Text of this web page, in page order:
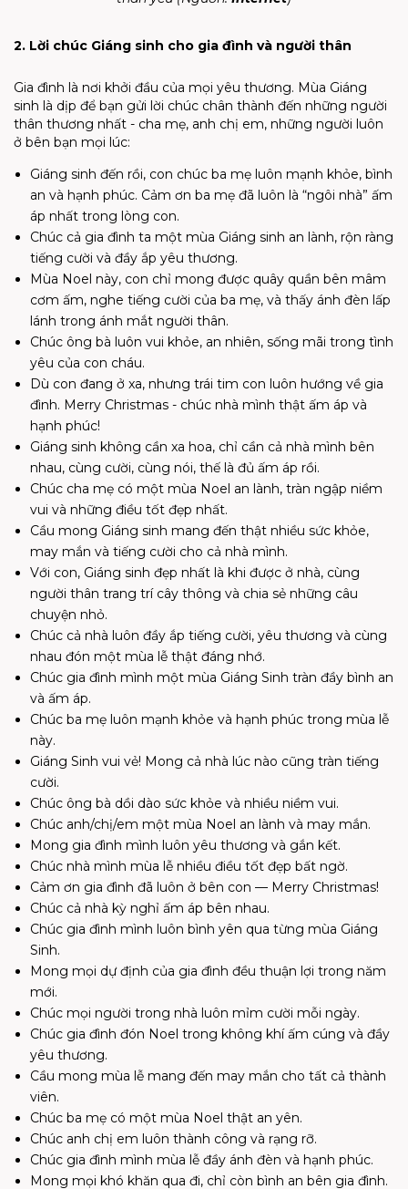
2. Lời chúc Giáng sinh cho gia đình và người thân
Gia đình là nơi khởi đầu của mọi yêu thương. Mùa Giáng
sinh là dịp để bạn gửi lời chúc chân thành đến những người
thân thương nhất - cha mẹ, anh chị em, những người luôn
ở bên bạn mọi lúc:
Giáng sinh đến rồi, con chúc ba mẹ luôn mạnh khỏe, bình
an và hạnh phúc. Cảm ơn ba mẹ đã luôn là “ngôi nhà” ấm
áp nhất trong lòng con.
Chúc cả gia đình ta một mùa Giáng sinh an lành, rộn ràng
tiếng cười và đầy ắp yêu thương.
Mùa Noel này, con chỉ mong được quây quần bên mâm
cơm ấm, nghe tiếng cười của ba mẹ, và thấy ánh đèn lấp
lánh trong ánh mắt người thân.
Chúc ông bà luôn vui khỏe, an nhiên, sống mãi trong tình
yêu của con cháu.
Dù con đang ở xa, nhưng trái tim con luôn hướng về gia
đình. Merry Christmas - chúc nhà mình thật ấm áp và
hạnh phúc!
Giáng sinh không cần xa hoa, chỉ cần cả nhà mình bên
nhau, cùng cười, cùng nói, thế là đủ ấm áp rồi.
Chúc cha mẹ có một mùa Noel an lành, tràn ngập niềm
vui và những điều tốt đẹp nhất.
Cầu mong Giáng sinh mang đến thật nhiều sức khỏe,
may mắn và tiếng cười cho cả nhà mình.
Với con, Giáng sinh đẹp nhất là khi được ở nhà, cùng
người thân trang trí cây thông và chia sẻ những câu
chuyện nhỏ.
Chúc cả nhà luôn đầy ắp tiếng cười, yêu thương và cùng
nhau đón một mùa lễ thật đáng nhớ.
Chúc gia đình mình một mùa Giáng Sinh tràn đầy bình an
và ấm áp.
Chúc ba mẹ luôn mạnh khỏe và hạnh phúc trong mùa lễ
này.
Giáng Sinh vui vẻ! Mong cả nhà lúc nào cũng tràn tiếng
cười.
Chúc ông bà dồi dào sức khỏe và nhiều niềm vui.
Chúc anh/chị/em một mùa Noel an lành và may mắn.
Mong gia đình mình luôn yêu thương và gắn kết.
Chúc nhà mình mùa lễ nhiều điều tốt đẹp bất ngờ.
Cảm ơn gia đình đã luôn ở bên con — Merry Christmas!
Chúc cả nhà kỳ nghỉ ấm áp bên nhau.
Chúc gia đình mình luôn bình yên qua từng mùa Giáng
Sinh.
Mong mọi dự định của gia đình đều thuận lợi trong năm
mới.
Chúc mọi người trong nhà luôn mỉm cười mỗi ngày.
Chúc gia đình đón Noel trong không khí ấm cúng và đầy
yêu thương.
Cầu mong mùa lễ mang đến may mắn cho tất cả thành
viên.
Chúc ba mẹ có một mùa Noel thật an yên.
Chúc anh chị em luôn thành công và rạng rỡ.
Chúc gia đình mình mùa lễ đầy ánh đèn và hạnh phúc.
Mong mọi khó khăn qua đi, chỉ còn bình an bên gia đình.